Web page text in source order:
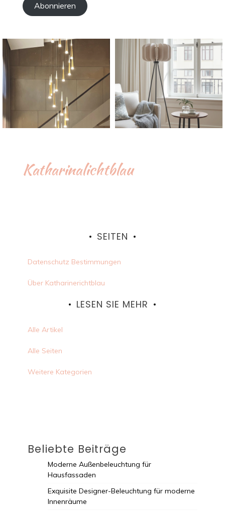
Abonnieren
Katharinalichtblau
SEITEN
Datenschutz Bestimmungen
Über Katharinerichtblau
LESEN SIE MEHR
Alle Artikel
Alle Seiten
Weitere Kategorien
Beliebte Beiträge
Moderne Außenbeleuchtung für
Hausfassaden
Exquisite Designer-Beleuchtung für moderne
Innenräume